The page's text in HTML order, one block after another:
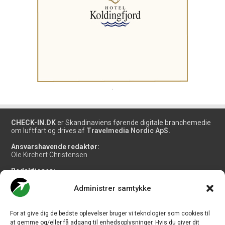
Administrer samtykke
For at give dig de bedste oplevelser bruger vi teknologier som cookies til
at gemme og/eller få adgang til enhedsoplysninger. Hvis du giver dit
CHECK-IN.DK er Skandinaviens førende digitale branchemedie
om luftfart og drives af Travelmedia Nordic ApS.
Ansvarshavende redaktør:
Ole Kirchert Christensen
Redaktionen:
Christian Granhøj Skouboe
Henrik Baumgarten
Danny Longhi Andreasen
Salg og jobannoncer: